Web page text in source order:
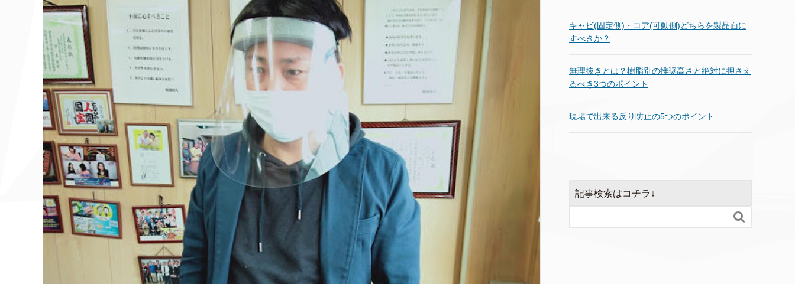
キャビ(固定側)・コア(可動側)どちらを製品面に
すべきか？
無理抜きとは？樹脂別の推奨高さと絶対に押さえ
るべき3つのポイント
現場で出来る反り防止の5つのポイント
記事検索はコチラ↓
